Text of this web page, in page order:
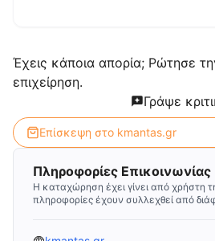
Έχεις κάποια απορία; Ρώτησε
επιχείρηση.
Γράψε
Επίσκεψη στο kmantas.gr
Πληροφορίες Επικοινωνίας
Η καταχώρηση έχει γίνει από χρήστη
πληροφορίες έχουν συλλεχθεί από